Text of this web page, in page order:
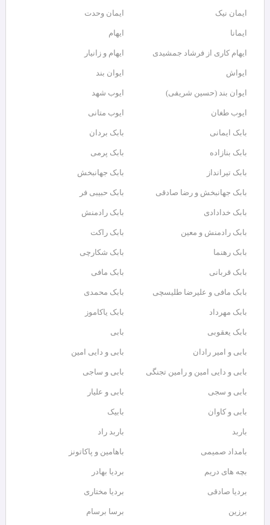
ایمان نیک ایمان وحدت
ایمانا ایهام
ایهام کاری از فرشاد جمشیدی ایهام و زانیار
ایواش ایوان بند
ایوان بند (حسین شریفی) ایوب شهد
ایوب طغان ایوب متانی
بابک ایمانی بابک بردان
بابک بنازاده بابک پرمی
بابک تیرانداز بابک جهانبخش
بابک جهانبخش و رضا صادقی بابک حبیبی فر
بابک خدادادی بابک رادمنش
بابک رادمنش و معین بابک راکت
بابک رهنما بابک شکارچی
بابک قربانی بابک مافی
بابک مافی و علیرضا طلیسچی بابک محمدی
بابک مهرداد بابک یاکاموز
بابک یعقوبی بابی
بابی و امیر رادان بابی و دایی امین
بابی و دایی امین و رامین تجنگی بابی و ساجی
بابی و سجی بابی و علیار
بابی و کاوان بابیک
باربد باربد راد
بامداد صمیمی باهامین و پاکاتونز
بچه های دریم بردیا بهادر
بردیا صادقی بردیا مختاری
برزین برسا برسام